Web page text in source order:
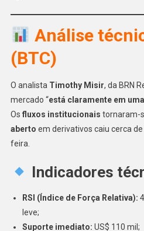
Análise
(BTC)
O analista Timothy Misir, da BRN
mercado “está claramente em
Os fluxos institucionais tornaram-
aberto em derivativos caiu cerca de
feira.
Indicadores
RSI (Índice de Força Relativa):
leve;
Suporte imediato: US$ 110 mil;